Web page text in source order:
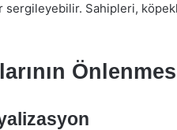
sergileyebilir. Sahipleri,